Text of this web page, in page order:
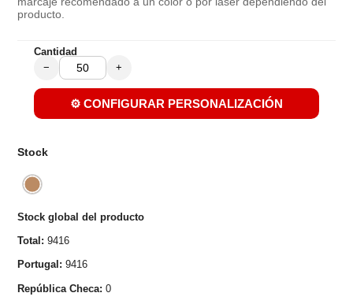
producto.
Cantidad
− +
⚙️ CONFIGURAR PERSONALIZACIÓN
Stock
Stock global del producto
Total: 9416
Portugal: 9416
República Checa: 0